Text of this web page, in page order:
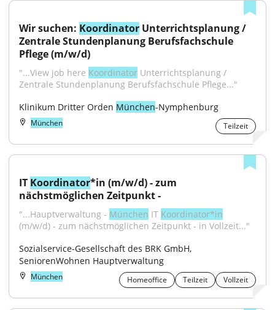
Wir suchen: Koordinator Unterrichtsplanung /
Zentrale Stundenplanung Berufsfachschule
Pflege (m/w/d)
"...View job here Koordinator Unterrichtsplanung /
Zentrale Stundenplanung Berufsfachschule Pflege..."
Klinikum Dritter Orden München-Nymphenburg
München Teilzeit
IT Koordinator*in (m/w/d) - zum
nächstmöglichen Zeitpunkt -
"...Hauptverwaltung - München IT Koordinator*in
(m/w/d) - zum nächstmöglichen Zeitpunkt - in Vollzeit..."
Sozialservice-Gesellschaft des BRK GmbH,
SeniorenWohnen Hauptverwaltung
München Homeoffice Teilzeit Vollzeit